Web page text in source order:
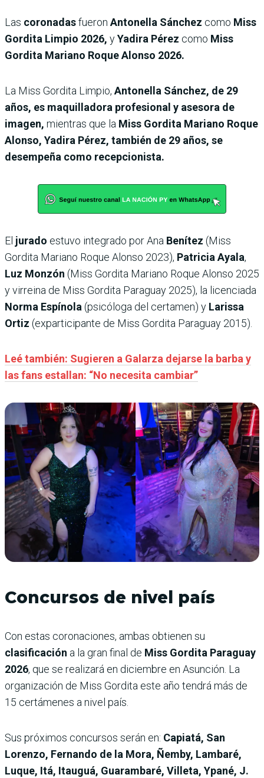
Las coronadasfueron Antonella Sánchez como Miss
Gordita Limpio 2026, yYadira Pérez como Miss
Gordita Mariano Roque Alonso 2026.
La Miss Gordita Limpio, Antonella Sánchez, de 29
años, es maquilladora profesional y asesora de
imagen, mientras que la Miss Gordita Mariano Roque
Alonso, Yadira Pérez, también de 29 años, se
desempeña como recepcionista.
El jurado estuvo integrado porAna Benítez (Miss
Gordita Mariano Roque Alonso 2023), Patricia Ayala,
Luz Monzón (Miss Gordita Mariano Roque Alonso 2025
y virreina de Miss Gordita Paraguay 2025), la licenciada
Norma Espínola(psicóloga del certamen) y Larissa
Ortiz (exparticipante de Miss Gordita Paraguay 2015).
Leé también: Sugieren a Galarza dejarse la barba y
las fans estallan: “No necesita cambiar”
Concursos de nivel país
Con estas coronaciones, ambas obtienen su
clasificación a la gran final de Miss Gordita Paraguay
2026, que se realizará en diciembre en Asunción. La
organización de Miss Gordita este año tendrá más de
15 certámenes a nivel país.
Sus próximos concursos serán en: Capiatá, San
Lorenzo, Fernando de la Mora, Ñemby, Lambaré,
Luque, Itá, Itauguá, Guarambaré, Villeta, Ypané, J.